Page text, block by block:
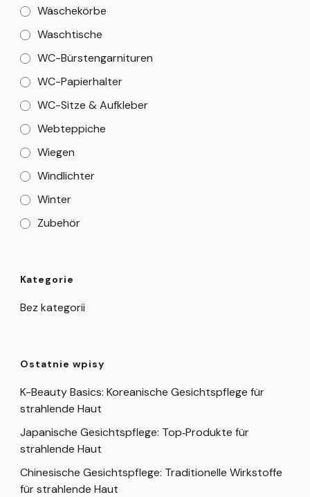
Wäschekörbe
Waschtische
WC-Bürstengarnituren
WC-Papierhalter
WC-Sitze & Aufkleber
Webteppiche
Wiegen
Windlichter
Winter
Zubehör
Kategorie
Bez kategorii
Ostatnie wpisy
K-Beauty Basics: Koreanische Gesichtspflege für
strahlende Haut
Japanische Gesichtspflege: Top‑Produkte für
strahlende Haut
Chinesische Gesichtspflege: Traditionelle Wirkstoffe
für strahlende Haut